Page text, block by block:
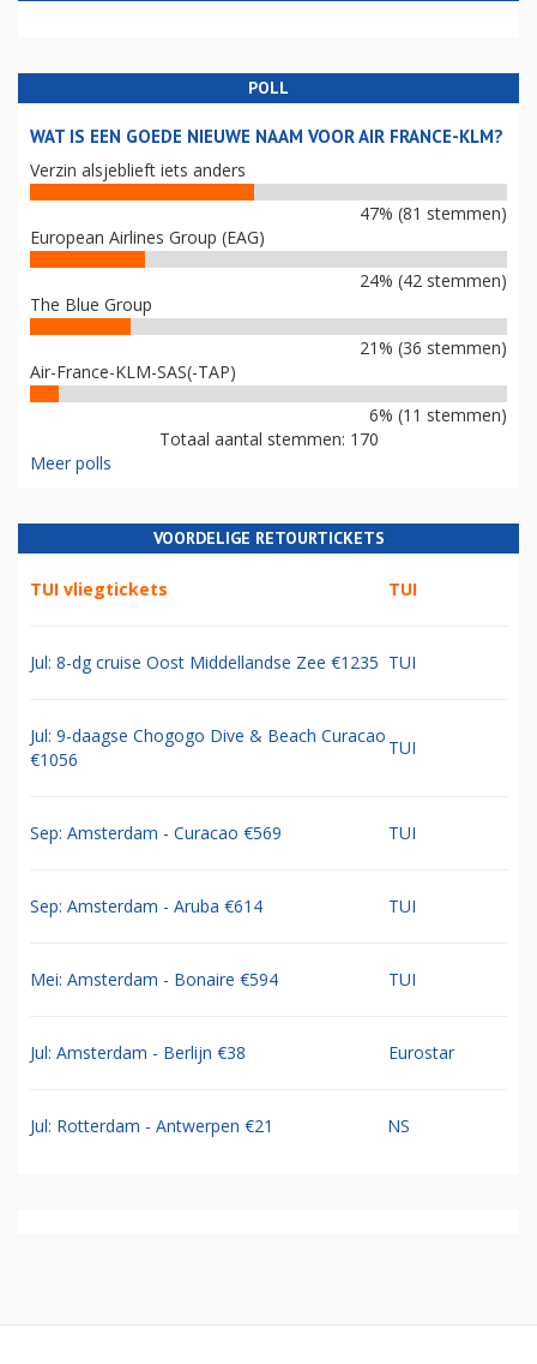
POLL
WAT IS EEN GOEDE NIEUWE NAAM VOOR AIR FRANCE-KLM?
Verzin alsjeblieft iets anders
47% (81 stemmen)
European Airlines Group (EAG)
24% (42 stemmen)
The Blue Group
21% (36 stemmen)
Air-France-KLM-SAS(-TAP)
6% (11 stemmen)
Totaal aantal stemmen: 170
Meer polls
VOORDELIGE RETOURTICKETS
TUI vliegtickets TUI
Jul: 8-dg cruise Oost Middellandse Zee €1235 TUI
Jul: 9-daagse Chogogo Dive & Beach Curacao
€1056
TUI
Sep: Amsterdam - Curacao €569 TUI
Sep: Amsterdam - Aruba €614 TUI
Mei: Amsterdam - Bonaire €594 TUI
Jul: Amsterdam - Berlijn €38 Eurostar
Jul: Rotterdam - Antwerpen €21 NS